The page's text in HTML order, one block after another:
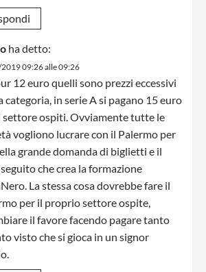
ha detto:
09:26 alle 09:26
12 euro quelli sono prezzi eccessivi
categoria, in serie A si pagano 15 euro
settore ospiti. Ovviamente tutte le
vogliono lucrare con il Palermo per
grande domanda di biglietti e il
che crea la formazione
La stessa cosa dovrebbe fare il
per il proprio settore ospite,
il favore facendo pagare tanto
visto che si gioca in un signor